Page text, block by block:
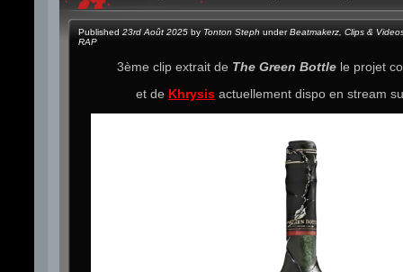
Published 23rd Août 2025 by Tonton Steph underBeatmakerz Clips &
RAP
3ème clip extrait de The Green Bottle le projet
et de Khrysis actuellement dispo en stream